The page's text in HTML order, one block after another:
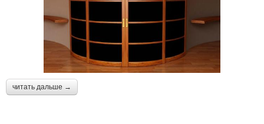
читать дальше →